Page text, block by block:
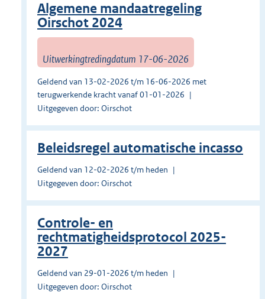
Algemene mandaatregeling
Oirschot 2024
Uitwerkingtredingdatum 17-06-2026
Geldend van 13-02-2026 t/m 16-06-2026 met
terugwerkende kracht vanaf 01-01-2026
Uitgegeven door: Oirschot
Beleidsregel automatische incasso
Geldend van 12-02-2026 t/m heden
Uitgegeven door: Oirschot
Controle- en
rechtmatigheidsprotocol 2025-
2027
Geldend van 29-01-2026 t/m heden
Uitgegeven door: Oirschot